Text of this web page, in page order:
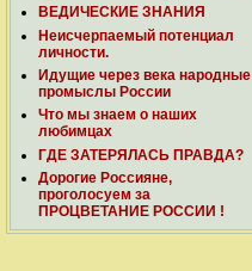
ВЕДИЧЕСКИЕ ЗНАНИЯ
Неисчерпаемый потенциал
личности.
Идущие через века народные
промыслы России
Что мы знаем о наших
любимцах
ГДЕ ЗАТЕРЯЛАСЬ ПРАВДА?
Дорогие Россияне,
проголосуем за
ПРОЦВЕТАНИЕ РОССИИ !